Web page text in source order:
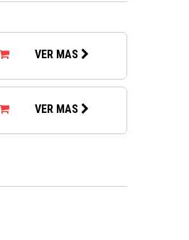
VER MAS
VER MAS